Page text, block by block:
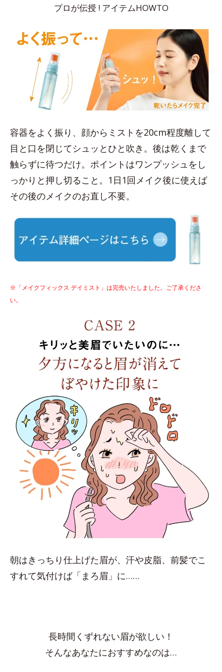
プロが伝授 ! アイテムHOWTO
容器をよく振り、顔からミストを20cm程度離して
目と口を閉じてシュッとひと吹き。後は乾くまで
触らずに待つだけ。ポイントはワンプッシュをし
っかりと押し切ること。1日1回メイク後に使えば
その後のメイクのお直し不要。
※「メイクフィックス デイミスト」は完売いたしました。ご了承くださ
い。
朝はきっちり仕上げた眉が、汗や皮脂、前髪でこ
すれて気付けば「まろ眉」に……
長時間くずれない眉が欲しい！
そんなあなたにおすすめなのは…